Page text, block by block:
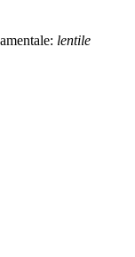
lentile